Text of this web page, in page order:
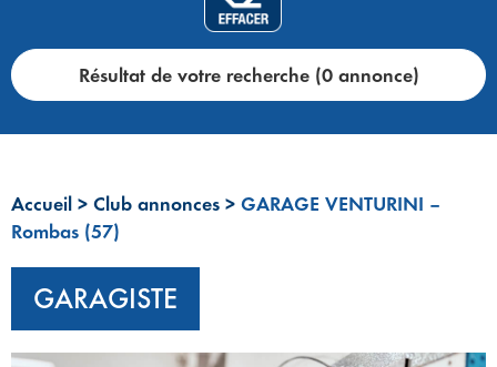
Résultat de votre recherche (0 annonce)
Accueil > Club annonces > GARAGE VENTURINI –
Rombas (57)
GARAGISTE